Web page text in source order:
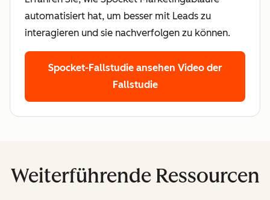
automatisiert hat, um besser mit Leads zu
interagieren und sie nachverfolgen zu können.
Spocket-Fallstudie ansehen Video der
Fallstudie
Weiterführende Ressourcen